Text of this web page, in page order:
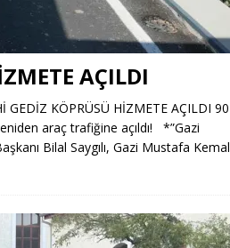
AÇILDI
GEDİZ KÖPRÜSÜ HİZMETE AÇILDI 90
araç trafiğine açıldı! *”Gazi
Bilal Saygılı, Gazi Mustafa Kemal